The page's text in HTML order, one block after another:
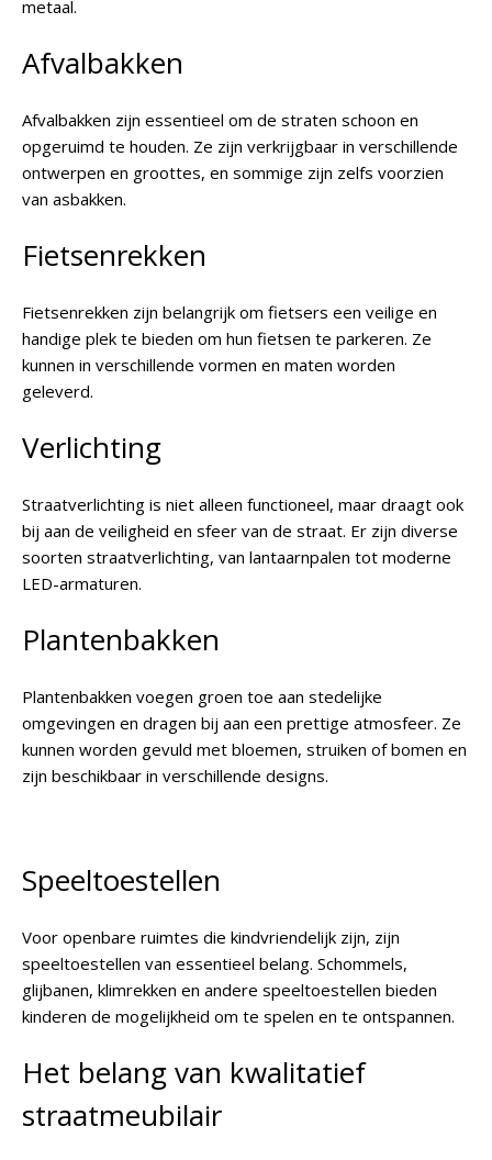
metaal.
Afvalbakken
Afvalbakken zijn essentieel om de straten schoon en
opgeruimd te houden. Ze zijn verkrijgbaar in verschillende
ontwerpen en groottes, en sommige zijn zelfs voorzien
van asbakken.
Fietsenrekken
Fietsenrekken zijn belangrijk om fietsers een veilige en
handige plek te bieden om hun fietsen te parkeren. Ze
kunnen in verschillende vormen en maten worden
geleverd.
Verlichting
Straatverlichting is niet alleen functioneel, maar draagt ook
bij aan de veiligheid en sfeer van de straat. Er zijn diverse
soorten straatverlichting, van lantaarnpalen tot moderne
LED-armaturen.
Plantenbakken
Plantenbakken voegen groen toe aan stedelijke
omgevingen en dragen bij aan een prettige atmosfeer. Ze
kunnen worden gevuld met bloemen, struiken of bomen en
zijn beschikbaar in verschillende designs.
Speeltoestellen
Voor openbare ruimtes die kindvriendelijk zijn, zijn
speeltoestellen van essentieel belang. Schommels,
glijbanen, klimrekken en andere speeltoestellen bieden
kinderen de mogelijkheid om te spelen en te ontspannen.
Het belang van kwalitatief
straatmeubilair